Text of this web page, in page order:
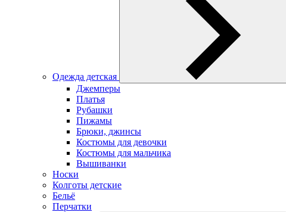
Одежда детская
Джемперы
Платья
Рубашки
Пижамы
Брюки, джинсы
Костюмы для девочки
Костюмы для мальчика
Вышиванки
Носки
Колготы детские
Бельё
Перчатки